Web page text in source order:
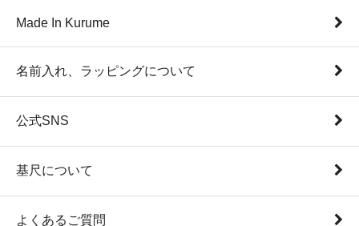
Made In Kurume
名前入れ、ラッピングについて
公式SNS
基尺について
よくあるご質問